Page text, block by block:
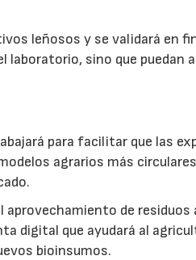
leñosos y se validará en
laboratorio, sino que puedan
para facilitar que las
agrarios más
de
digital que ayudará al
bioinsumos.